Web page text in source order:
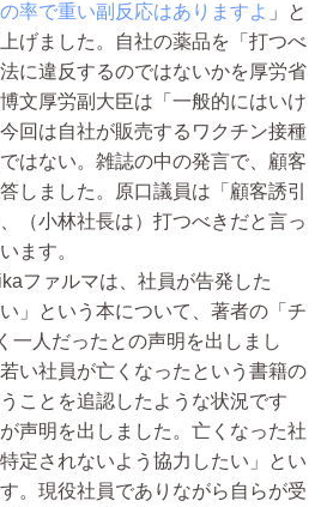
率で重い副反応はありますよ 」と
げました。自社の薬品を「打つべ
に違反するのではないかを厚労省
文厚労副大臣は「一般的にはいけ
回は自社が販売するワクチン接種
はない。雑誌の中の発言で、顧客
しました。原口議員は「顧客誘引
（小林社長は）打つべきだと言っ
ます。
ファルマは、社員が告発した
」という本について、著者の「チ
一人だったとの声明を出しまし
い社員が亡くなったという書籍の
ことを追認したような状況です
声明を出しました。亡くなった社
定されないよう協力したい」とい
。現役社員でありながら自らが受